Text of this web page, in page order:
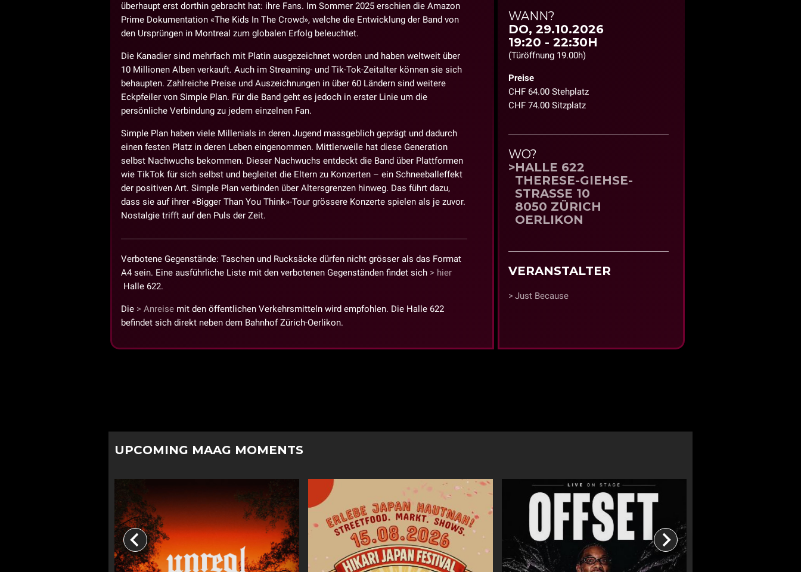
überhaupt erst dorthin gebracht hat: ihre Fans. Im Sommer 2025 erschien die Amazon
Prime Dokumentation «The Kids In The Crowd», welche die Entwicklung der Band von
den Ursprüngen in Montreal zum globalen Erfolg beleuchtet.
Die Kanadier sind mehrfach mit Platin ausgezeichnet worden und haben weltweit über
10 Millionen Alben verkauft. Auch im Streaming- und Tik-Tok-Zeitalter können sie sich
behaupten. Zahlreiche Preise und Auszeichnungen in über 60 Ländern sind weitere
Eckpfeiler von Simple Plan. Für die Band geht es jedoch in erster Linie um die
persönliche Verbindung zu jedem einzelnen Fan.
Simple Plan haben viele Millenials in deren Jugend massgeblich geprägt und dadurch
einen festen Platz in deren Leben eingenommen. Mittlerweile hat diese Generation
selbst Nachwuchs bekommen. Dieser Nachwuchs entdeckt die Band über Plattformen
wie TikTok für sich selbst und begleitet die Eltern zu Konzerten – ein Schneeballeffekt
der positiven Art. Simple Plan verbinden über Altersgrenzen hinweg. Das führt dazu,
dass sie auf ihrer «Bigger Than You Think»-Tour grössere Konzerte spielen als je zuvor.
Nostalgie trifft auf den Puls der Zeit.
Verbotene Gegenstände: Taschen und Rucksäcke dürfen nicht grösser als das Format
A4 sein. Eine ausführliche Liste mit den verbotenen Gegenständen findet sich
hier
Halle 622.
Die Anreisemit den öffentlichen Verkehrsmitteln wird empfohlen. Die Halle 622
befindet sich direkt neben dem Bahnhof Zürich-Oerlikon.
WANN?
DO, 29.10.2026
19:20 - 22:30H
(Türöffnung 19.00h)
Preise
CHF 64.00 Stehplatz
CHF 74.00 Sitzplatz
WO?
HALLE 622
THERESE-GIEHSE-
STRASSE 10
8050 ZÜRICH
OERLIKON
VERANSTALTER
Just Because
UPCOMING MAAG MOMENTS